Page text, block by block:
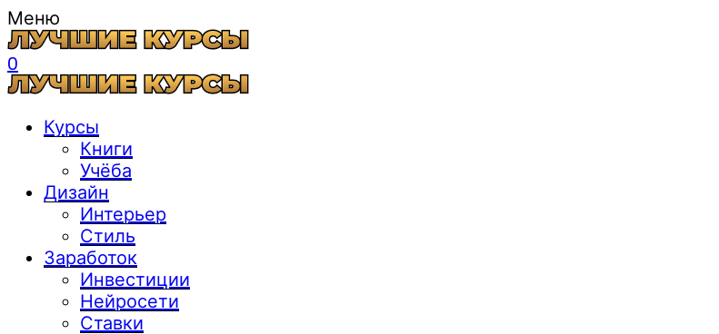
Меню
0
Курсы
Книги
Учёба
Дизайн
Интерьер
Стиль
Заработок
Инвестиции
Нейросети
Ставки